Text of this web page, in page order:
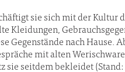
sie sich mit der Kultur
Kleidungen,
Gegenstände nach
mit alten
sie seitdem bekleidet